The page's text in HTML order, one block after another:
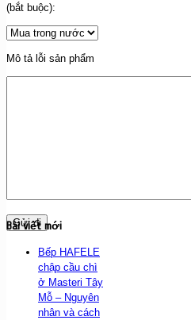
(bắt buộc):
Mô tả lỗi sản phẩm
Bài viết mới
Bếp HAFELE
chập cầu chì
ở Masteri Tây
Mỗ – Nguyên
nhân và cách